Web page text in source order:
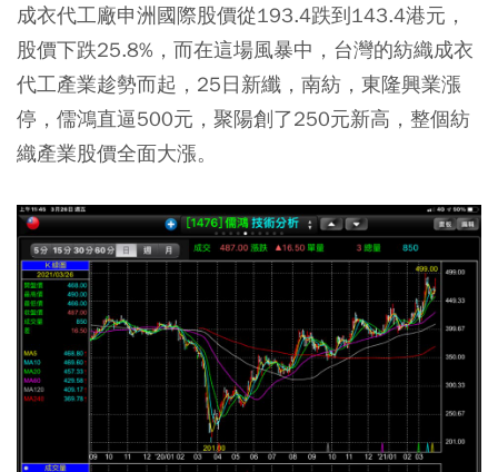
成衣代工廠申洲國際股價從193.4跌到143.4港元，
股價下跌25.8%，而在這場風暴中，台灣的紡織成衣
代工產業趁勢而起，25日新纖，南紡，東隆興業漲
停，儒鴻直逼500元，聚陽創了250元新高，整個紡
織產業股價全面大漲。